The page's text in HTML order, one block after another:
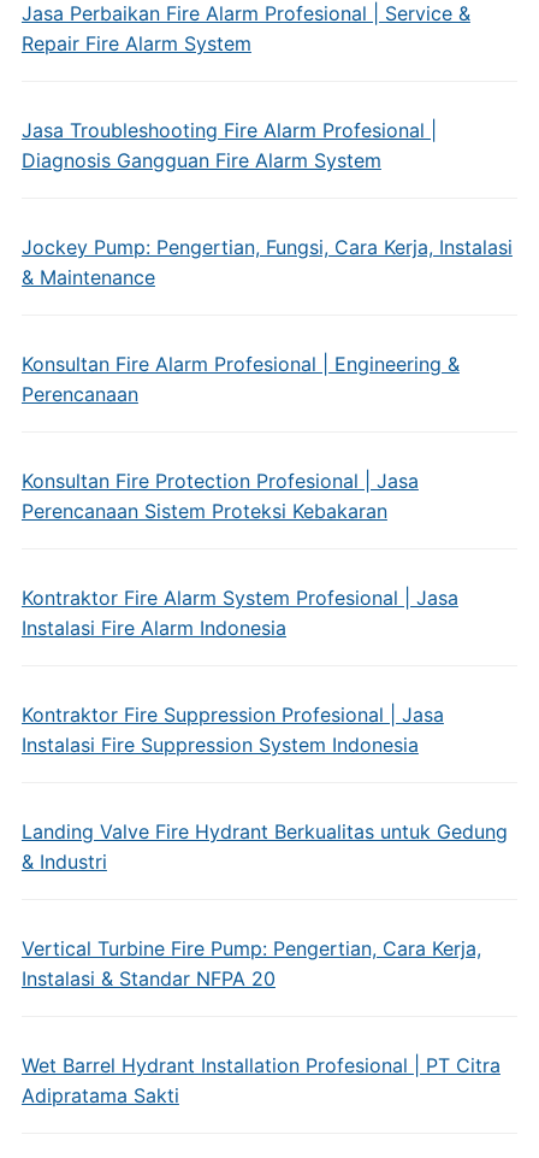
Jasa Perbaikan Fire Alarm Profesional | Service &
Repair Fire Alarm System
Jasa Troubleshooting Fire Alarm Profesional |
Diagnosis Gangguan Fire Alarm System
Jockey Pump: Pengertian, Fungsi, Cara Kerja, Instalasi
& Maintenance
Konsultan Fire Alarm Profesional | Engineering &
Perencanaan
Konsultan Fire Protection Profesional | Jasa
Perencanaan Sistem Proteksi Kebakaran
Kontraktor Fire Alarm System Profesional | Jasa
Instalasi Fire Alarm Indonesia
Kontraktor Fire Suppression Profesional | Jasa
Instalasi Fire Suppression System Indonesia
Landing Valve Fire Hydrant Berkualitas untuk Gedung
& Industri
Vertical Turbine Fire Pump: Pengertian, Cara Kerja,
Instalasi & Standar NFPA 20
Wet Barrel Hydrant Installation Profesional | PT Citra
Adipratama Sakti